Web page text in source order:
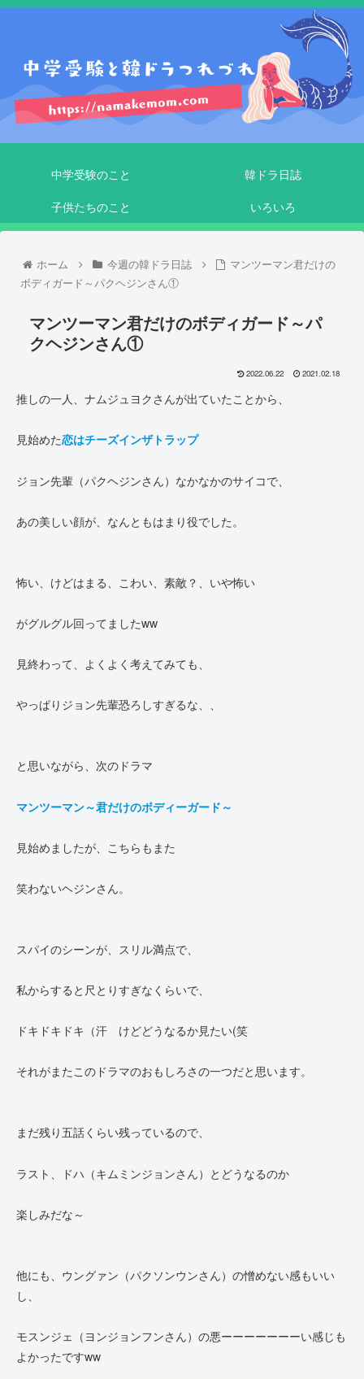
中学受験のこと
韓ドラ日誌
子供たちのこと
いろいろ
ホーム 今週の韓ドラ日誌
マンツーマン君だけの
ボディガード～パクヘジンさん①
マンツーマン君だけのボディガード～パ
クヘジンさん①
2022.06.22 2021.02.18
推しの一人、ナムジュヨクさんが出ていたことから、
見始めた恋はチーズインザトラップ
ジョン先輩（パクヘジンさん）なかなかのサイコで、
あの美しい顔が、なんともはまり役でした。
怖い、けどはまる、こわい、素敵？、いや怖い
がグルグル回ってましたww
見終わって、よくよく考えてみても、
やっぱりジョン先輩恐ろしすぎるな、、
と思いながら、次のドラマ
マンツーマン～君だけのボディーガード～
見始めましたが、こちらもまた
笑わないヘジンさん。
スパイのシーンが、スリル満点で、
私からすると尺とりすぎなくらいで、
ドキドキドキ（汗 けどどうなるか見たい(笑
それがまたこのドラマのおもしろさの一つだと思います。
まだ残り五話くらい残っているので、
ラスト、ドハ（キムミンジョンさん）とどうなるのか
楽しみだな～
他にも、ウングァン（パクソンウンさん）の憎めない感もいい
し、
モスンジェ（ヨンジョンフンさん）の悪ーーーーーーーい感じも
よかったですww